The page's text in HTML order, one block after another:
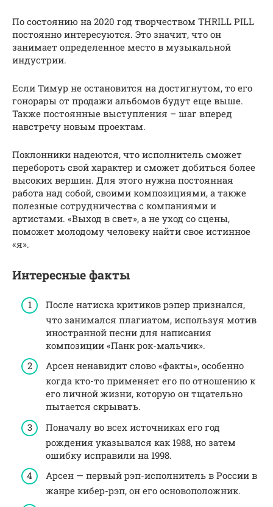
По состоянию на 2020 год творчеством THRILL PILL
постоянно интересуются. Это значит, что он
занимает определенное место в музыкальной
индустрии.
Если Тимур не остановится на достигнутом, то его
гонорары от продажи альбомов будут еще выше.
Также постоянные выступления – шаг вперед
навстречу новым проектам.
Поклонники надеются, что исполнитель сможет
перебороть свой характер и сможет добиться более
высоких вершин. Для этого нужна постоянная
работа над собой, своими композициями, а также
полезные сотрудничества с компаниями и
артистами. «Выход в свет», а не уход со сцены,
поможет молодому человеку найти свое истинное
«я».
Интересные факты
После натиска критиков рэпер признался,
что занимался плагиатом, используя мотив
иностранной песни для написания
композиции «Панк рок-мальчик».
Арсен ненавидит слово «факты», особенно
когда кто-то применяет его по отношению к
его личной жизни, которую он тщательно
пытается скрывать.
Поначалу во всех источниках его год
рождения указывался как 1988, но затем
ошибку исправили на 1998.
Арсен — первый рэп-исполнитель в России в
жанре кибер-рэп, он его основоположник.